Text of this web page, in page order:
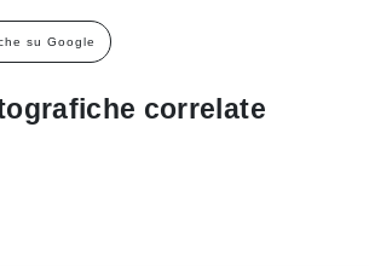
su Google
correlate